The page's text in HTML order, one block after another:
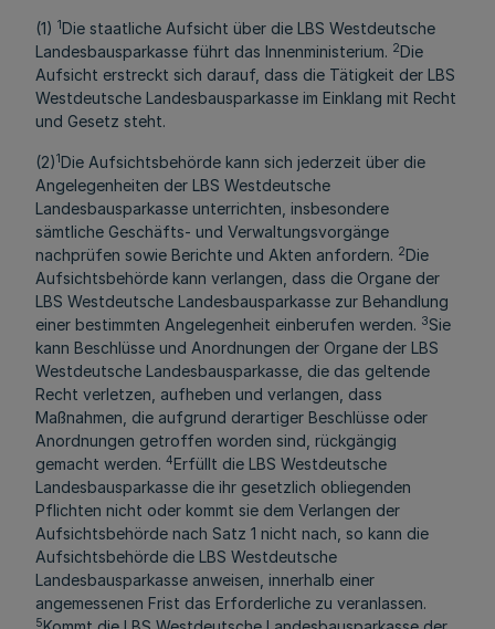
(1) 1Die staatliche Aufsicht über die LBS Westdeutsche
Landesbausparkasse führt das Innenministerium. 2Die
Aufsicht erstreckt sich darauf, dass die Tätigkeit der LBS
Westdeutsche Landesbausparkasse im Einklang mit Recht
und Gesetz steht.
(2)1Die Aufsichtsbehörde kann sich jederzeit über die
Angelegenheiten der LBS Westdeutsche
Landesbausparkasse unterrichten, insbesondere
sämtliche Geschäfts- und Verwaltungsvorgänge
nachprüfen sowie Berichte und Akten anfordern. 2Die
Aufsichtsbehörde kann verlangen, dass die Organe der
LBS Westdeutsche Landesbausparkasse zur Behandlung
einer bestimmten Angelegenheit einberufen werden. 3Sie
kann Beschlüsse und Anordnungen der Organe der LBS
Westdeutsche Landesbausparkasse, die das geltende
Recht verletzen, aufheben und verlangen, dass
Maßnahmen, die aufgrund derartiger Beschlüsse oder
Anordnungen getroffen worden sind, rückgängig
gemacht werden. 4Erfüllt die LBS Westdeutsche
Landesbausparkasse die ihr gesetzlich obliegenden
Pflichten nicht oder kommt sie dem Verlangen der
Aufsichtsbehörde nach Satz 1 nicht nach, so kann die
Aufsichtsbehörde die LBS Westdeutsche
Landesbausparkasse anweisen, innerhalb einer
angemessenen Frist das Erforderliche zu veranlassen.
5